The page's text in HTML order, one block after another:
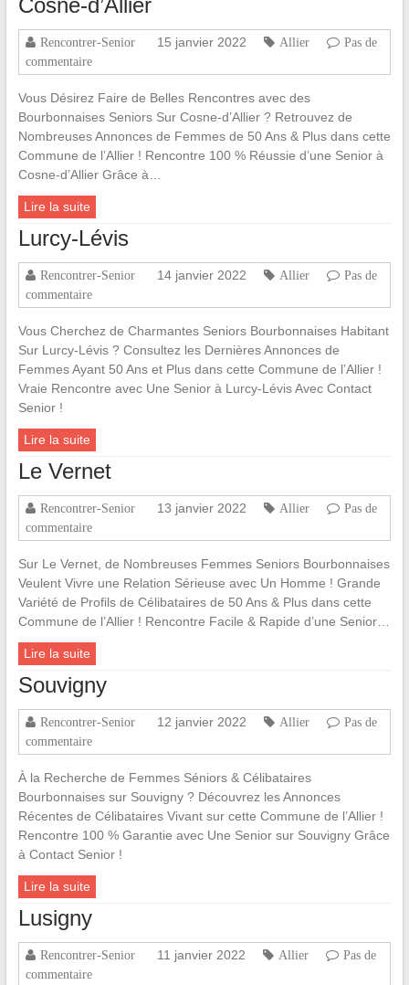
Cosne-d’Allier
Rencontrer-Senior 15 janvier 2022 Allier
Pas de
commentaire
Vous Désirez Faire de Belles Rencontres avec des
Bourbonnaises Seniors Sur Cosne-d’Allier ? Retrouvez de
Nombreuses Annonces de Femmes de 50 Ans & Plus dans cette
Commune de l’Allier ! Rencontre 100 % Réussie d’une Senior à
Cosne-d’Allier Grâce à…
Lire la suite
Lurcy-Lévis
Rencontrer-Senior 14 janvier 2022 Allier
Pas de
commentaire
Vous Cherchez de Charmantes Seniors Bourbonnaises Habitant
Sur Lurcy-Lévis ? Consultez les Dernières Annonces de
Femmes Ayant 50 Ans et Plus dans cette Commune de l’Allier !
Vraie Rencontre avec Une Senior à Lurcy-Lévis Avec Contact
Senior !
Lire la suite
Le Vernet
Rencontrer-Senior 13 janvier 2022 Allier
Pas de
commentaire
Sur Le Vernet, de Nombreuses Femmes Seniors Bourbonnaises
Veulent Vivre une Relation Sérieuse avec Un Homme ! Grande
Variété de Profils de Célibataires de 50 Ans & Plus dans cette
Commune de l’Allier ! Rencontre Facile & Rapide d’une Senior…
Lire la suite
Souvigny
Rencontrer-Senior 12 janvier 2022 Allier
Pas de
commentaire
À la Recherche de Femmes Séniors & Célibataires
Bourbonnaises sur Souvigny ? Découvrez les Annonces
Récentes de Célibataires Vivant sur cette Commune de l’Allier !
Rencontre 100 % Garantie avec Une Senior sur Souvigny Grâce
à Contact Senior !
Lire la suite
Lusigny
Rencontrer-Senior 11 janvier 2022 Allier
Pas de
commentaire